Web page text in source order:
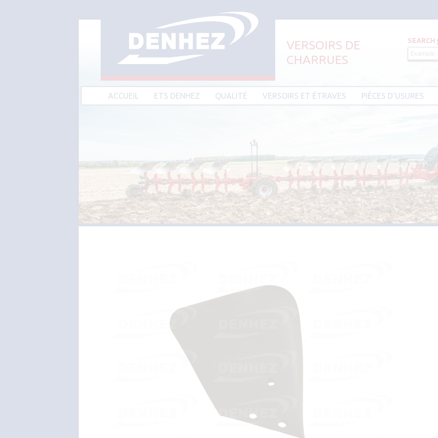
VERSOIRS DE
CHARRUES
SEARCH
Aller au contenu principal
ACCUEIL ETS DENHEZ QUALITÉ VERSOIRS ET ÉTRAVES
VERSOIRS ET ÉTRAVES TYPE DURO
VERSOIRS ET ÉTRAVES TYPE EBRA
VERSOIRS ET ÉTRAVES TYPE GOIZIN
VERSOIRS ET ÉTRAVES TYPE GRÉGOIRE
BESSON
VERSOIRS ET ÉTRAVES TYPE KVERNELAND
VERSOIRS ET ÉTRAVES TYPE LEMKEN
VERSOIRS ET ÉTRAVES TYPE OVERUM
VERSOIRS ET ÉTRAVES TYPE POTTINGER
PINET
VERSOIRS TYPE CHARLIER
PIÈCES D’USURES
PIÈCES D’USURES TYPE
PIÈCES D’USURES TYPE IH
PIÈCES D’USURES TYPE
PIÈCES D’USURES TYPE
PIÈCES D’USURES TYPE
PIÈCES D’USURES TYPE
PIÈCES D’USURES TYPE